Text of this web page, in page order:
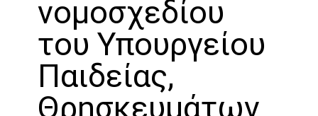
νομοσχεδίου
του Υπουργείου
Παιδείας,
Θρησκευμάτων